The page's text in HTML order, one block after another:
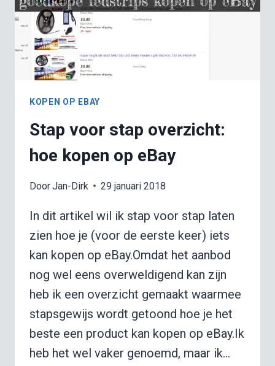
KOPEN OP EBAY
Stap voor stap overzicht:
hoe kopen op eBay
DoorJan-Dirk 29 januari 2018
In dit artikel wil ik stap voor stap laten
zien hoe je (voor de eerste keer) iets
kan kopen op eBay.Omdat het aanbod
nog wel eens overweldigend kan zijn
heb ik een overzicht gemaakt waarmee
stapsgewijs wordt getoond hoe je het
beste een product kan kopen op eBay.Ik
heb het wel vaker genoemd, maar ik…